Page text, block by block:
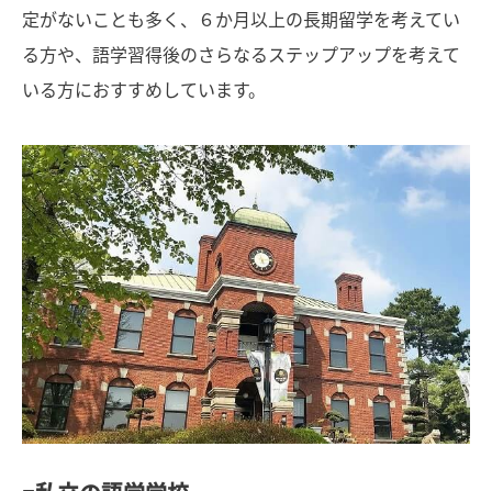
定がないことも多く、６か月以上の長期留学を考えてい
る方や、語学習得後のさらなるステップアップを考えて
いる方におすすめしています。